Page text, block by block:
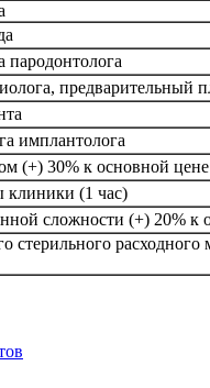
пародонтолога
предварительный
имплантолога
(+) 30% к основной цене
клиники (1 час)
сложности (+) 20% к
стерильного расходного